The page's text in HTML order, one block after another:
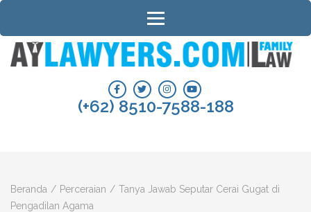
Lompat
konten
(Tekan
AYLAWYERS.COM | PENGACARA
PERCERAIAN DAN HUKUM
KELUARGA BANJARMASIN
(+62) 8510-7588-188
Beranda / Perceraian / Tanya Jawab Seputar Cerai Gugat di
Pengadilan Agama